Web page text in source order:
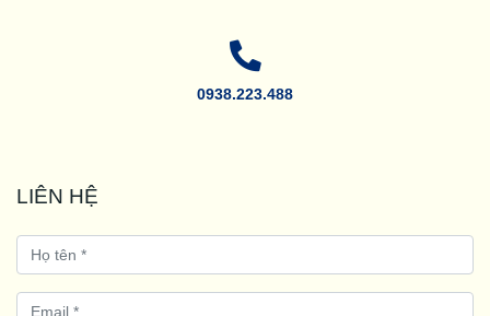
0938.223.488
LIÊN HỆ